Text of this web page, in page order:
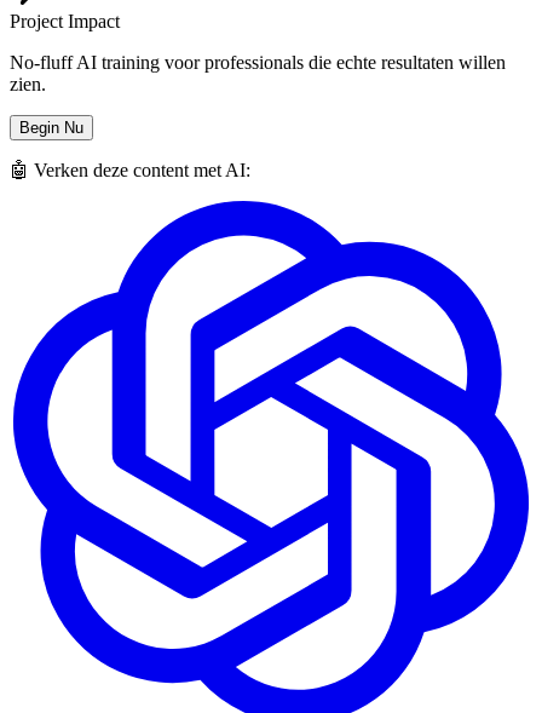
Project Impact
No-fluff AI training voor professionals die echte resultaten willen
zien.
Begin Nu
🤖 Verken deze content met AI: